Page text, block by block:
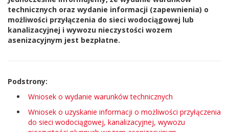
technicznych oraz wydanie informacji (zapewnienia) o
możliwości przyłączenia do sieci wodociągowej lub
kanalizacyjnej i wywozu nieczystości wozem
asenizacyjnym jest bezpłatne.
Podstrony:
Wniosek o wydanie warunków technicznych
Wniosek o uzyskanie informacji o możliwości przyłączenia
do sieci wodociągowej, kanalizacyjnej, wywozu